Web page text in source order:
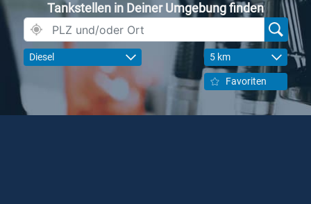
Tankstellen in Deiner Umgebung finden
Diesel 5 km
Favoriten